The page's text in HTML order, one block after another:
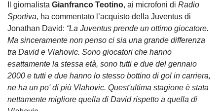
Il giornalista Gianfranco Teotino, ai microfoni di Radio
Sportiva, ha commentato l’acquisto della Juventus di
Jonathan David: “La Juventus prende un ottimo giocatore.
Ma sinceramente non penso ci sia una grande differenza
tra David e Vlahovic. Sono giocatori che hanno
esattamente la stessa età, sono tutti e due del gennaio
2000 e tutti e due hanno lo stesso bottino di gol in carriera,
ne ha un po' di più Vlahovic. Quest'ultima stagione è stata
nettamente migliore quella di David rispetto a quella di